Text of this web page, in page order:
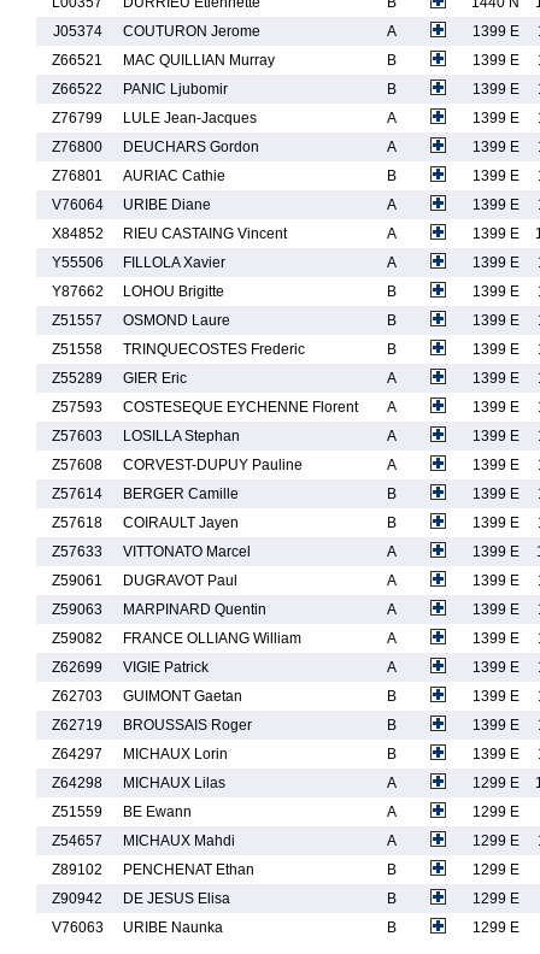
J05374
COUTURON Jerome A 1399 E
Z66521
MAC QUILLIAN Murray B 1399 E
Z66522
PANIC Ljubomir B 1399 E
Z76799
LULE Jean-Jacques A 1399 E
Z76800
DEUCHARS Gordon A 1399 E
Z76801
AURIAC Cathie B 1399 E
V76064
URIBE Diane A 1399 E
X84852
RIEU CASTAING Vincent A 1399 E
Y55506
FILLOLA Xavier A 1399 E
Y87662
LOHOU Brigitte B 1399 E
Z51557
OSMOND Laure B 1399 E
Z51558
TRINQUECOSTES Frederic B 1399 E
Z55289
GIER Eric A 1399 E
Z57593
COSTESEQUE EYCHENNE Florent A 1399 E
Z57603
LOSILLA Stephan A 1399 E
Z57608
CORVEST-DUPUY Pauline A 1399 E
Z57614
BERGER Camille B 1399 E
Z57618
COIRAULT Jayen B 1399 E
Z57633
VITTONATO Marcel A 1399 E
Z59061
DUGRAVOT Paul A 1399 E
Z59063
MARPINARD Quentin A 1399 E
Z59082
FRANCE OLLIANG William A 1399 E
Z62699
VIGIE Patrick A 1399 E
Z62703
GUIMONT Gaetan B 1399 E
Z62719
BROUSSAIS Roger B 1399 E
Z64297
MICHAUX Lorin B 1399 E
Z64298
MICHAUX Lilas A 1299 E
Z51559
BE Ewann A
1299 E
Z54657
MICHAUX Mahdi A 1299 E
Z89102
PENCHENAT Ethan B
1299 E
Z90942
DE JESUS Elisa B
1299 E
V76063
URIBE Naunka B 1299 E